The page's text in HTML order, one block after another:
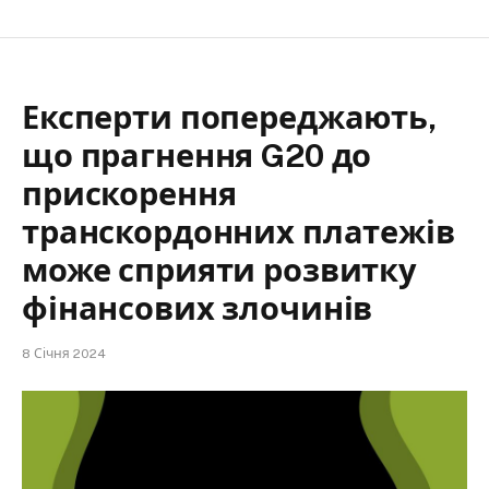
Експерти попереджають,
що прагнення G20 до
прискорення
транскордонних платежів
може сприяти розвитку
фінансових злочинів
8 Січня 2024